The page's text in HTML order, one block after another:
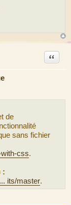
Citation
de
sans fichier
css.
:
its/master.